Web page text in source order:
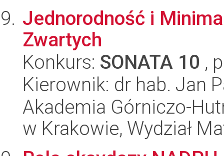
Jednorodność i
Zwartych
Konkurs: SONATA 10 ,
Kierownik: dr hab. Jan
Akademia Górniczo-
w Krakowie, Wydział